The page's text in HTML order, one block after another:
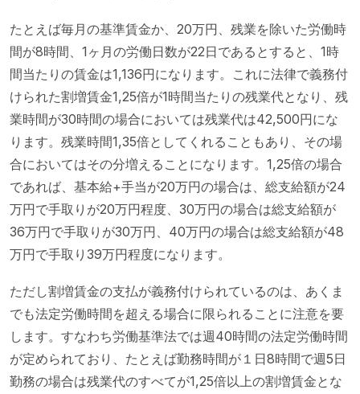
たとえば毎月の基準賃金か、20万円、残業を除いた労働時
間が8時間、1ヶ月の労働日数が22日であるとすると、1時
間当たりの賃金は1,136円になります。これに法律で義務付
けられた割増賃金1,25倍が1時間当たりの残業代となり、残
業時間が30時間の場合においては残業代は42,500円にな
ります。残業時間1,35倍としてくれることもあり、その場
合においてはその分増えることになります。1,25倍の場合
であれば、基本給+手当が20万円の場合は、総支給額が24
万円で手取りが20万円程度、30万円の場合は総支給額が
36万円で手取りが30万円、40万円の場合は総支給額が48
万円で手取り39万円程度になります。
ただし割増賃金の支払が義務付けられているのは、あくま
でも法定労働時間を超える場合に限られることに注意を要
します。すなわち労働基準法では週40時間の法定労働時間
が定められており、たとえば勤務時間が１日8時間で週5日
勤務の場合は残業代のすべてが1,25倍以上の割増賃金とな